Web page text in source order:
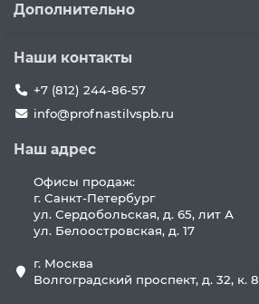
Дополнительно
Наши контакты
+7 (812) 244-86-57
info@profnastilvspb.ru
Наш адрес
Офисы продаж:
г. Санкт-Петербург
ул. Сердобольская, д. 65, лит А
ул. Белоостровская, д. 17
г. Москва
Волгоградский проспект, д. 32, к. 8